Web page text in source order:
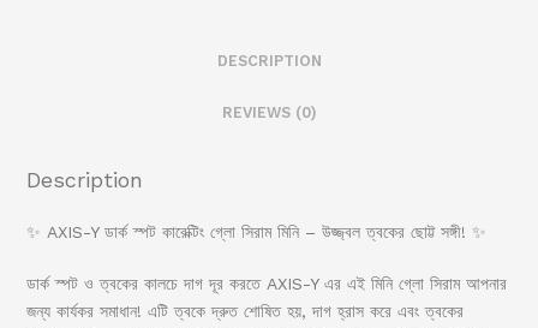
DESCRIPTION
REVIEWS (0)
Description
✨ AXIS-Y ডার্ক স্পট কারেক্টিং গ্লো সিরাম মিনি – উজ্জ্বল ত্বকের ছোট্ট সঙ্গী! ✨
ডার্ক স্পট ও ত্বকের কালচে দাগ দূর করতে AXIS-Y এর এই মিনি গ্লো সিরাম আপনার
জন্য কার্যকর সমাধান! এটি ত্বকে দ্রুত শোষিত হয়, দাগ হ্রাস করে এবং ত্বকের